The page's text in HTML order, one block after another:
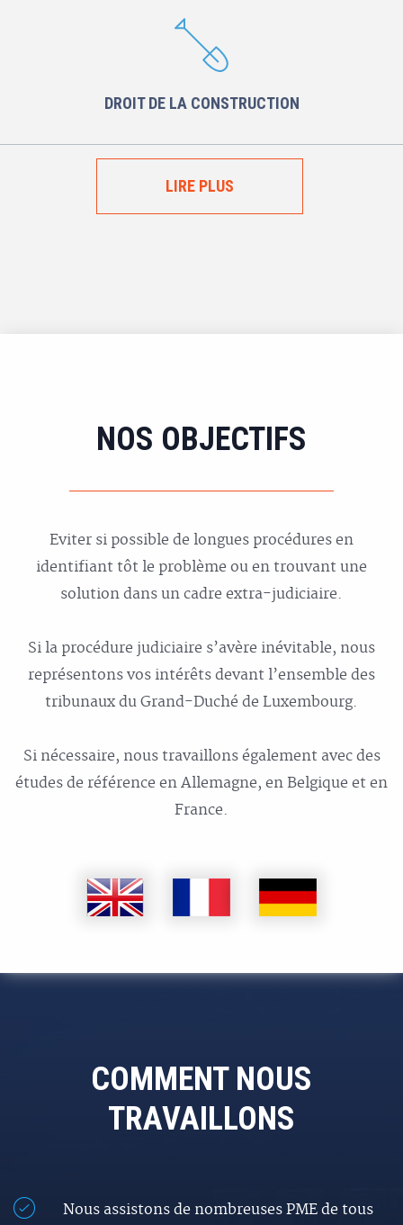
DROIT DE LA CONSTRUCTION
LIRE PLUS
NOS OBJECTIFS
Eviter si possible de longues procédures en
identifiant tôt le problème ou en trouvant une
solution dans un cadre extra-judiciaire.
Si la procédure judiciaire s’avère inévitable, nous
représentons vos intérêts devant l’ensemble des
tribunaux du Grand-Duché de Luxembourg.
Si nécessaire, nous travaillons également avec des
études de référence en Allemagne, en Belgique et en
France.
COMMENT NOUS
TRAVAILLONS
Nous assistons de nombreuses PME de tous